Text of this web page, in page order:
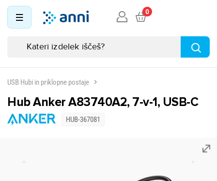
0
USB Hubi in priklopne postaje
Hub Anker A83740A2, 7-v-1, USB-C
HUB-367081